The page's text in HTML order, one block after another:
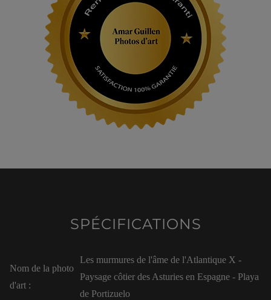
SPÉCIFICATIONS
Nom de la photo
d'art :
Les murmures de l'âme de l'Atlantique X -
Paysage côtier des Asturies en Espagne - Playa
de Portizuelo